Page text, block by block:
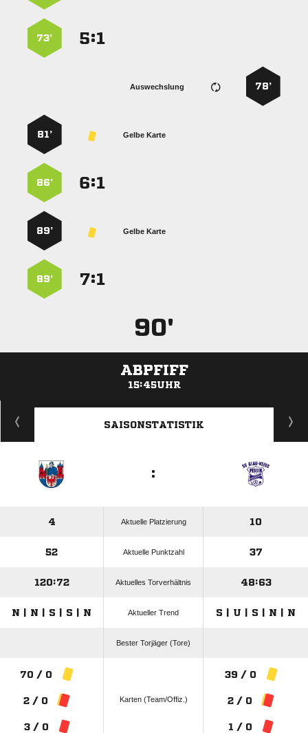
:
73’
78’
Auswechslung
Gelbe Karte
81’
:
86’
Gelbe Karte
89’
:
89’
90'
ABPFIFF
15:45UHR
ANZEIGE
SAISONSTATISTIK
:
4 Aktuelle Platzierung 10
52 Aktuelle Punktzahl 37
120:72 Aktuelles Torverhältnis 48:63
N | N | S | S | N Aktueller Trend S | U | S | N | N
Bester Torjäger (Tore)
70 / 0
2 / 0
3 / 0
Karten (Team/Offiz.)
39 / 0
2 / 0
1 / 0